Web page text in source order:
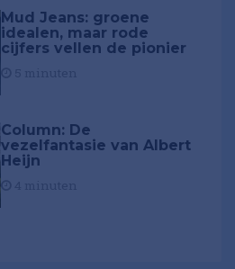
Mud Jeans: groene
idealen, maar rode
cijfers vellen de pionier
Column: De
vezelfantasie van Albert
Heijn